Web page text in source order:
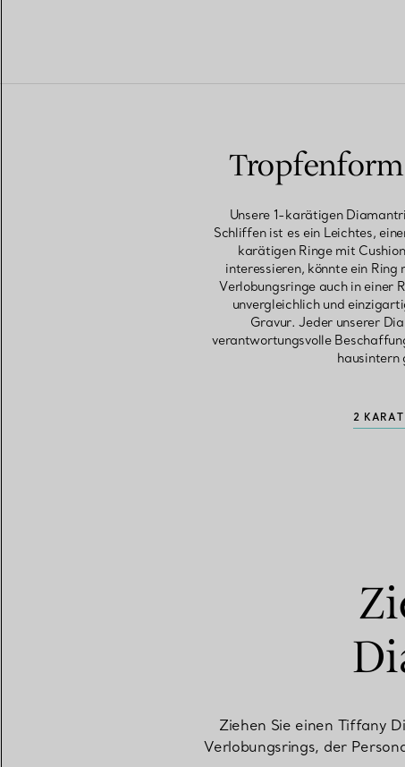
Tropfenform
Unsere 1-karätigen
Schliffen ist es ein Leichtes,
karätigen Ringe mit
interessieren, könnte ein
Verlobungsringe auch in einer
unvergleichlich und
Gravur. Jeder unserer
verantwortungsvolle
hausintern
2
Ziehen Sie einen Tiffany
Verlobungsrings, der